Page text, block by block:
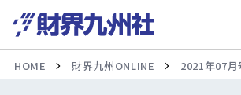
HOME 財界九州ONLINE 2021年07月